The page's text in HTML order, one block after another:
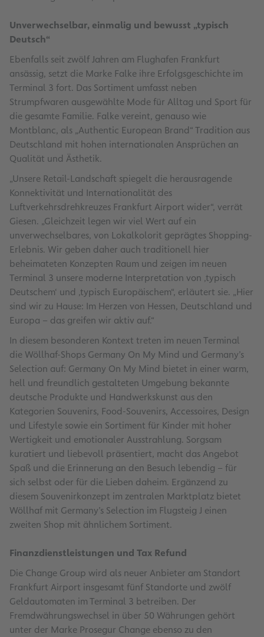
Unverwechselbar, einmalig und bewusst „typisch
Deutsch“
Ebenfalls seit zwölf Jahren am Flughafen Frankfurt
ansässig, setzt die Marke Falke ihre Erfolgsgeschichte im
Terminal 3 fort. Das Sortiment umfasst neben
Strumpfwaren ausgewählte Mode für Alltag und Sport für
die gesamte Familie. Falke vereint, genauso wie
Montblanc, als „Authentic European Brand“ Tradition aus
Deutschland mit hohen internationalen Ansprüchen an
Qualität und Ästhetik.
„Unsere Retail-Landschaft spiegelt die herausragende
Konnektivität und Internationalität des
Luftverkehrsdrehkreuzes Frankfurt Airport wider“, verrät
Giesen. „Gleichzeit legen wir viel Wert auf ein
unverwechselbares, von Lokalkolorit geprägtes Shopping-
Erlebnis. Wir geben daher auch traditionell hier
beheimateten Konzepten Raum und zeigen im neuen
Terminal 3 unsere moderne Interpretation von ‚typisch
Deutschem‘ und ‚typisch Europäischem“, erläutert sie. „Hier
sind wir zu Hause: Im Herzen von Hessen, Deutschland und
Europa – das greifen wir aktiv auf.“
In diesem besonderen Kontext treten im neuen Terminal
die Wöllhaf-Shops Germany On My Mind und Germany’s
Selection auf: Germany On My Mind bietet in einer warm,
hell und freundlich gestalteten Umgebung bekannte
deutsche Produkte und Handwerkskunst aus den
Kategorien Souvenirs, Food-Souvenirs, Accessoires, Design
und Lifestyle sowie ein Sortiment für Kinder mit hoher
Wertigkeit und emotionaler Ausstrahlung. Sorgsam
kuratiert und liebevoll präsentiert, macht das Angebot
Spaß und die Erinnerung an den Besuch lebendig – für
sich selbst oder für die Lieben daheim. Ergänzend zu
diesem Souvenirkonzept im zentralen Marktplatz bietet
Wöllhaf mit Germany’s Selection im Flugsteig J einen
zweiten Shop mit ähnlichem Sortiment.
Finanzdienstleistungen und Tax Refund
Die Change Group wird als neuer Anbieter am Standort
Frankfurt Airport insgesamt fünf Standorte und zwölf
Geldautomaten im Terminal 3 betreiben. Der
Fremdwährungswechsel in über 50 Währungen gehört
unter der Marke Prosegur Change ebenso zu den